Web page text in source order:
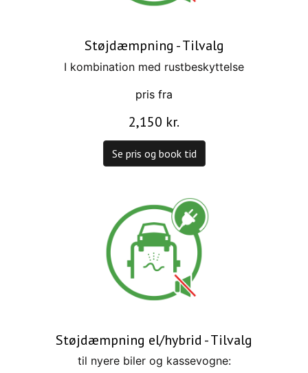
Støjdæmpning - Tilvalg
I kombination med rustbeskyttelse
pris fra
2,150 kr.
Se pris og book tid
Støjdæmpning el/hybrid - Tilvalg
til nyere biler og kassevogne: